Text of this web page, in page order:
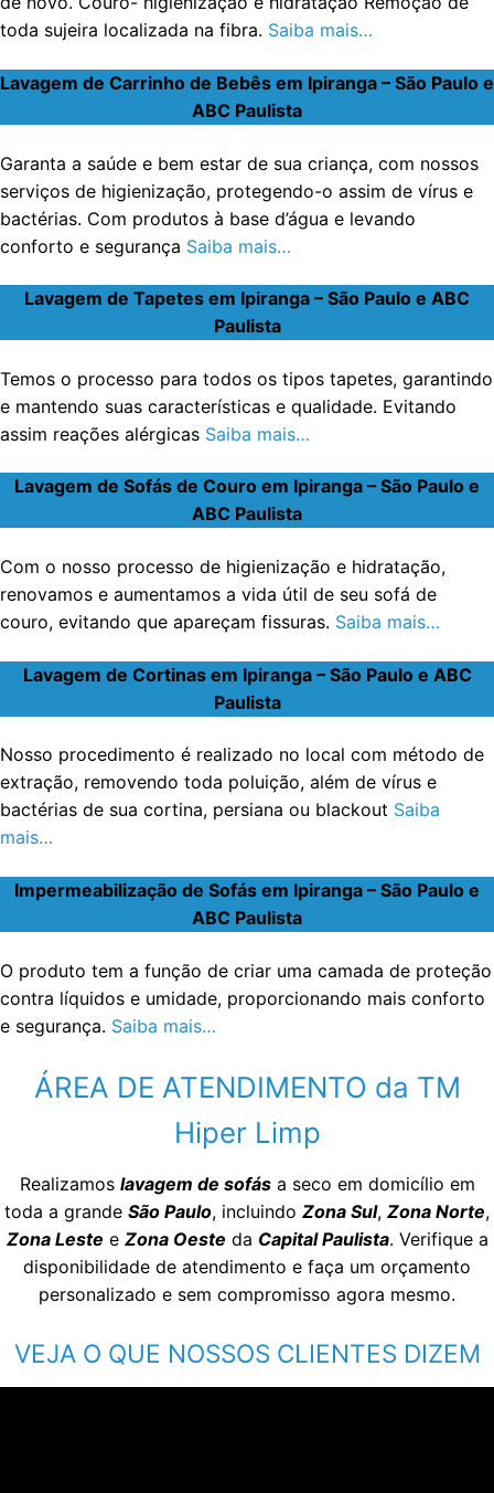
toda sujeira localizada na fibra. Saiba mais…
Lavagem de Carrinho de Bebês em Ipiranga – São Paulo e
ABC Paulista
Garanta a saúde e bem estar de sua criança, com nossos
serviços de higienização, protegendo-o assim de vírus e
bactérias. Com produtos à base d’água e levando
conforto e segurança Saiba mais…
Lavagem de Tapetes em Ipiranga – São Paulo e ABC
Paulista
Temos o processo para todos os tipos tapetes, garantindo
e mantendo suas características e qualidade. Evitando
assim reações alérgicas Saiba mais…
Lavagem de Sofás de Couro em Ipiranga – São Paulo e
ABC Paulista
Com o nosso processo de higienização e hidratação,
renovamos e aumentamos a vida útil de seu sofá de
couro, evitando que apareçam fissuras. Saiba mais…
Lavagem de Cortinas em Ipiranga – São Paulo e ABC
Paulista
Nosso procedimento é realizado no local com método de
extração, removendo toda poluição, além de vírus e
bactérias de sua cortina, persiana ou blackout Saiba
mais…
Impermeabilização de Sofás em Ipiranga – São Paulo e
ABC Paulista
O produto tem a função de criar uma camada de proteção
contra líquidos e umidade, proporcionando mais conforto
e segurança. Saiba mais…
ÁREA DE ATENDIMENTO da TM
Hiper Limp
Realizamos lavagem de sofása seco em domicílio em
toda a grande São Paulo, incluindo Zona Sul, Zona Norte,
Zona Leste e Zona Oeste da Capital Paulista. Verifique a
disponibilidade de atendimento e faça um orçamento
personalizado e sem compromisso agora mesmo.
VEJA O QUE NOSSOS CLIENTES DIZEM